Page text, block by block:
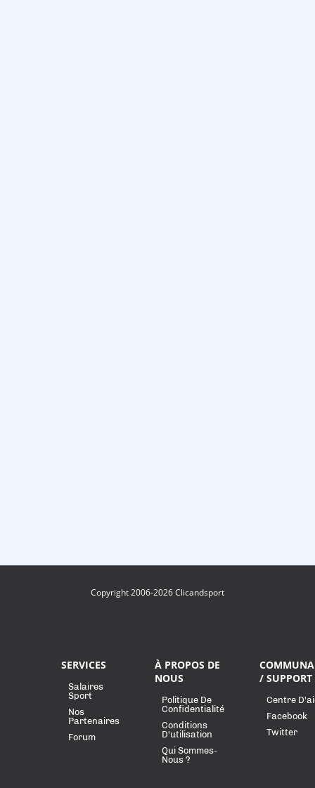
Copyright 2006-2026 Clicandsport
SERVICES
Salaires
Sport
Nos
Partenaires
Forum
À PROPOS DE
NOUS
Politique De
Confidentialité
Conditions
D'utilisation
Qui Sommes-
Nous ?
/ SUPPORT
Centre
Facebook
Twitter